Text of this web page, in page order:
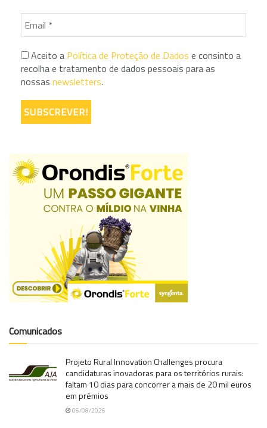
Aceito a Política de Proteção de Dados e consinto a
recolha e tratamento de dados pessoais para as
nossas newsletters.
Comunicados
Projeto Rural Innovation Challenges procura
candidaturas inovadoras para os territórios rurais:
faltam 10 dias para concorrer a mais de 20 mil euros
em prémios
06/08/2026